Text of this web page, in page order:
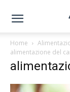
Home
alimentazione del